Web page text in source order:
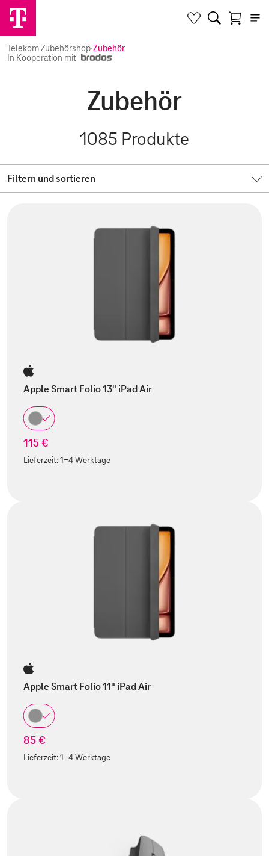
Telekom Zubehörshop·Zubehör
In Kooperation mit
Zubehör
1085 Produkte
Filtern und sortieren
Apple Smart Folio 13" iPad Air
115 €
Lieferzeit:1-4 Werktage
Apple Smart Folio 11" iPad Air
85 €
Lieferzeit:1-4 Werktage